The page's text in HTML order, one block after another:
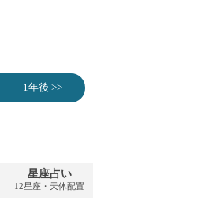
1年後 >>
星座占い
12星座・天体配置